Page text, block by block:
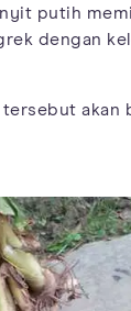
putih
dengan
akan